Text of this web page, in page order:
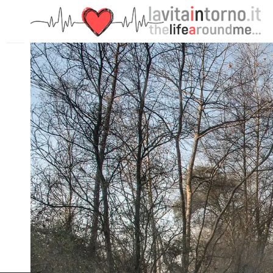
PRECEDENTE: BE FIRST IN THE MORNING @ FONTANE